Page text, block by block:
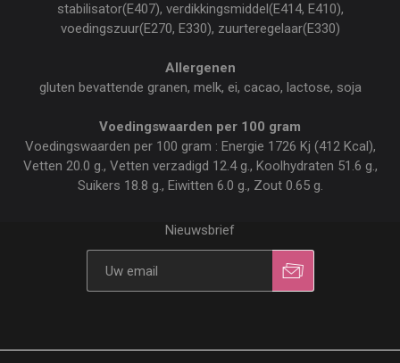
stabilisator(E407), verdikkingsmiddel(E414, E410),
voedingszuur(E270, E330), zuurteregelaar(E330)
Allergenen
gluten bevattende granen, melk, ei, cacao, lactose, soja
Voedingswaarden per 100 gram
Voedingswaarden per 100 gram : Energie 1726 Kj (412 Kcal),
Vetten 20.0 g., Vetten verzadigd 12.4 g., Koolhydraten 51.6 g.,
Suikers 18.8 g., Eiwitten 6.0 g., Zout 0.65 g.
Nieuwsbrief